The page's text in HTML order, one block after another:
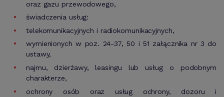
oraz gazu przewodowego,
świadczenia usług:
telekomunikacyjnych i radiokomunikacyjnych,
wymienionych w poz. 24-37, 50 i 51 załącznika nr 3 do
ustawy,
najmu, dzierżawy, leasingu lub usług o podobnym
charakterze,
ochrony osób oraz usług ochrony, dozoru i